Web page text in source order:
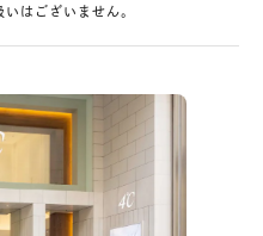
ス #くまのプーさん
すべてのジュエリー
はございません。